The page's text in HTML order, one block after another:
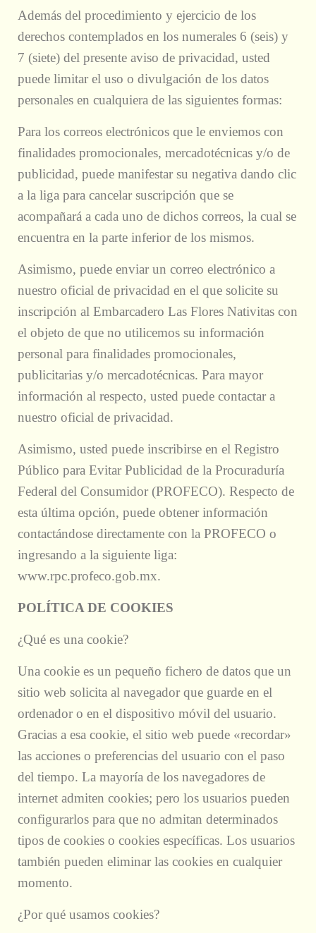
Además del procedimiento y ejercicio de los
derechos contemplados en los numerales 6 (seis) y
7 (siete) del presente aviso de privacidad, usted
puede limitar el uso o divulgación de los datos
personales en cualquiera de las siguientes formas:
Para los correos electrónicos que le enviemos con
finalidades promocionales, mercadotécnicas y/o de
publicidad, puede manifestar su negativa dando clic
a la liga para cancelar suscripción que se
acompañará a cada uno de dichos correos, la cual se
encuentra en la parte inferior de los mismos.
Asimismo, puede enviar un correo electrónico a
nuestro oficial de privacidad en el que solicite su
inscripción al Embarcadero Las Flores Nativitas con
el objeto de que no utilicemos su información
personal para finalidades promocionales,
publicitarias y/o mercadotécnicas. Para mayor
información al respecto, usted puede contactar a
nuestro oficial de privacidad.
Asimismo, usted puede inscribirse en el Registro
Público para Evitar Publicidad de la Procuraduría
Federal del Consumidor (PROFECO). Respecto de
esta última opción, puede obtener información
contactándose directamente con la PROFECO o
ingresando a la siguiente liga:
www.rpc.profeco.gob.mx.
POLÍTICA DE COOKIES
¿Qué es una cookie?
Una cookie es un pequeño fichero de datos que un
sitio web solicita al navegador que guarde en el
ordenador o en el dispositivo móvil del usuario.
Gracias a esa cookie, el sitio web puede «recordar»
las acciones o preferencias del usuario con el paso
del tiempo. La mayoría de los navegadores de
internet admiten cookies; pero los usuarios pueden
configurarlos para que no admitan determinados
tipos de cookies o cookies específicas. Los usuarios
también pueden eliminar las cookies en cualquier
momento.
¿Por qué usamos cookies?